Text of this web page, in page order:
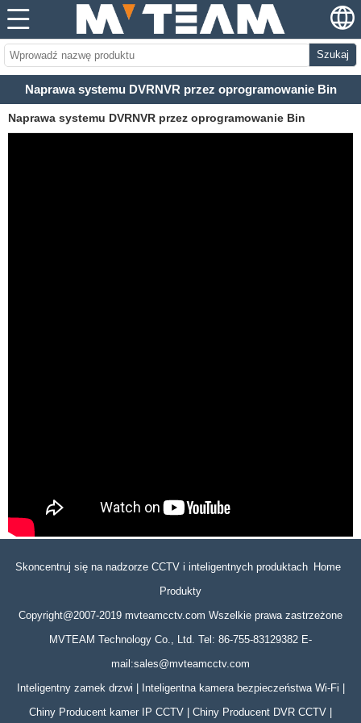
Szukaj
Naprawa systemu DVRNVR przez oprogramowanie Bin
Naprawa systemu DVRNVR przez oprogramowanie Bin
Skoncentruj się na nadzorze CCTV i inteligentnych produktach Home
Produkty
Copyright@2007-2019 mvteamcctv.com Wszelkie prawa zastrzeżone
MVTEAM Technology Co., Ltd. Tel: 86-755-83129382 E-
mail:sales@mvteamcctv.com
Inteligentny zamek drzwi | Inteligentna kamera bezpieczeństwa Wi-Fi |
Chiny Producent kamer IP CCTV | Chiny Producent DVR CCTV |